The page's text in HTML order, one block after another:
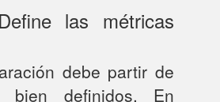
las métricas
debe partir de
bien definidos. En